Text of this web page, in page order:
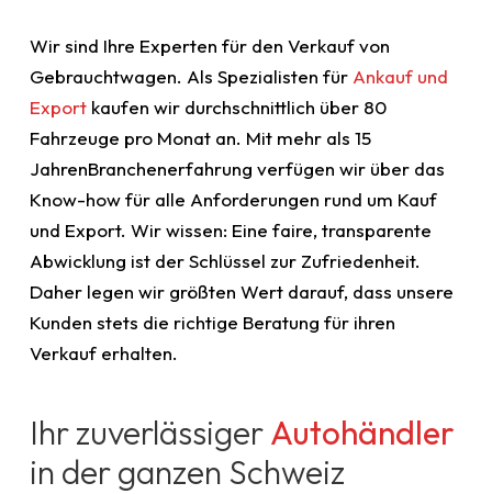
Wir sind Ihre Experten für den Verkauf von
Gebrauchtwagen. Als Spezialisten für Ankauf und
Export kaufen wir durchschnittlich über 80
Fahrzeuge pro Monat an. Mit mehr als 15
JahrenBranchenerfahrung verfügen wir über das
Know-how für alle Anforderungen rund um Kauf
und Export. Wir wissen: Eine faire, transparente
Abwicklung ist der Schlüssel zur Zufriedenheit.
Daher legen wir größten Wert darauf, dass unsere
Kunden stets die richtige Beratung für ihren
Verkauf erhalten.
Ihr zuverlässigerAutohändler
in der ganzen Schweiz